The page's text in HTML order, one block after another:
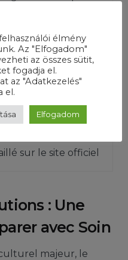
des hôtels ou
proches
lieux de projection
sur le site officiel
: Une
avec Soin
majeur, le
élmény
Az "Elfogadom"
az összes sütit,
fogadja el.
az "Adatkezelés"
el.
Elfogadom